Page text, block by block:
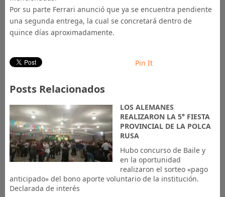
Por su parte Ferrari anunció que ya se encuentra pendiente
una segunda entrega, la cual se concretará dentro de
quince días aproximadamente.
Pin It
Posts Relacionados
LOS ALEMANES
REALIZARON LA 5° FIESTA
PROVINCIAL DE LA POLCA
RUSA
Hubo concurso de Baile y
en la oportunidad
realizaron el sorteo «pago
anticipado» del bono aporte voluntario de la institución.
Declarada de interés